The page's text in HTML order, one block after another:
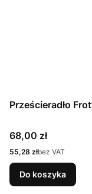
Prześcieradło
Cena
68,00 zł
Cena
55,28 złbez VAT
Do koszyka